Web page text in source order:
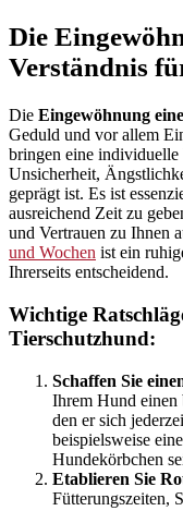
Die
Verständnis
Die Eingewöhnung
Geduld und vor allem
bringen eine
Unsicherheit,
geprägt ist. Es ist
ausreichend Zeit zu
und Vertrauen zu Ihnen
und Wochen ist ein
Ihrerseits entscheidend.
Wichtige
Tierschutzhund:
Schaffen Sie
Ihrem Hund einen
den er sich
beispielsweise
Hundekörbchen
Etablieren Sie
Fütterungszeiten,